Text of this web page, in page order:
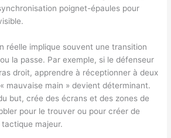
poignet-épaules pour
réelle implique souvent une transition
la passe. Par exemple, si le défenseur
droit, apprendre à réceptionner à deux
mauvaise main » devient déterminant.
but, crée des écrans et des zones de
pour le trouver ou pour créer de
tactique majeur.